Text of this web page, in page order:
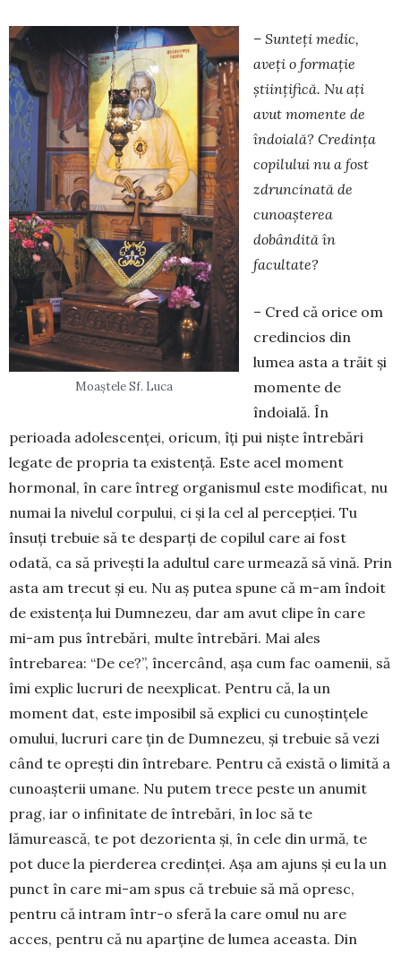
Moaștele Sf. Luca
– Sunteți medic,
aveți o formație
științifică. Nu ați
avut momente de
îndoială? Credința
copilului nu a fost
zdruncinată de
cunoașterea
dobândită în
facultate?
– Cred că orice om
credincios din
lumea asta a trăit și
momente de
îndoială. În
perioada adolescenței, oricum, îți pui niște întrebări
legate de propria ta existență. Este acel moment
hormonal, în care întreg organismul este modificat, nu
numai la nivelul corpului, ci și la cel al percepției. Tu
însuți trebuie să te desparți de copilul care ai fost
odată, ca să privești la adultul care urmează să vină. Prin
asta am trecut și eu. Nu aș putea spune că m-am îndoit
de existența lui Dumnezeu, dar am avut clipe în care
mi-am pus întrebări, multe întrebări. Mai ales
întrebarea: “De ce?”, încercând, așa cum fac oamenii, să
îmi explic lucruri de neexplicat. Pentru că, la un
moment dat, este imposibil să explici cu cunoștințele
omului, lucruri care țin de Dumnezeu, și trebuie să vezi
când te oprești din întrebare. Pentru că există o limită a
cunoașterii umane. Nu putem trece peste un anumit
prag, iar o infinitate de întrebări, în loc să te
lămurească, te pot dezorienta și, în cele din urmă, te
pot duce la pierderea credinței. Așa am ajuns și eu la un
punct în care mi-am spus că trebuie să mă opresc,
pentru că intram într-o sferă la care omul nu are
acces, pentru că nu aparține de lumea aceasta. Din